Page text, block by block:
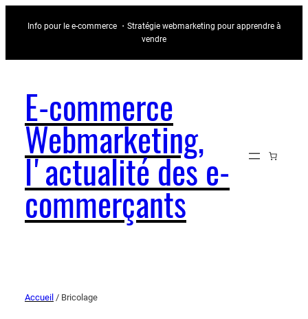
Info pour le e-commerce ・Stratégie webmarketing pour apprendre à
vendre
E-commerce
Webmarketing,
l'actualité des e-
commerçants
Accueil / Bricolage